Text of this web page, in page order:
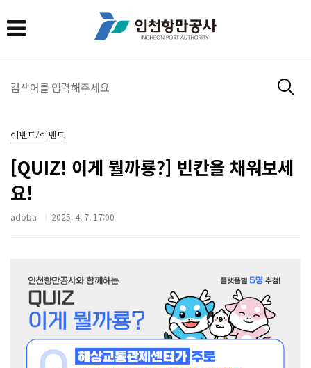
이벤트/이벤트
[QUIZ! 이게 뭘까룡?] 빈칸을 채워보세
요!
adoba 2025. 4. 7. 17:00